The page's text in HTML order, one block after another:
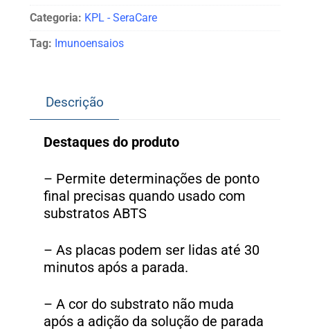
Categoria: KPL - SeraCare
Tag: Imunoensaios
Descrição
Destaques do produto
– Permite determinações de ponto
final precisas quando usado com
substratos ABTS
– As placas podem ser lidas até 30
minutos após a parada.
– A cor do substrato não muda
após a adição da solução de parada